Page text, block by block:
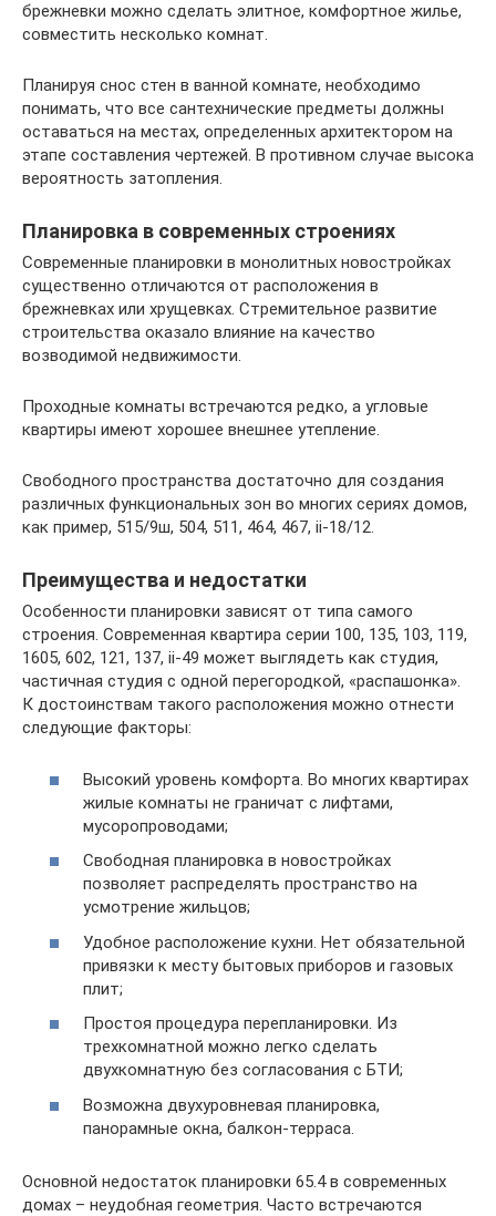
брежневки можно сделать элитное, комфортное жилье,
совместить несколько комнат.
Планируя снос стен в ванной комнате, необходимо
понимать, что все сантехнические предметы должны
оставаться на местах, определенных архитектором на
этапе составления чертежей. В противном случае высока
вероятность затопления.
Планировка в современных строениях
Современные планировки в монолитных новостройках
существенно отличаются от расположения в
брежневках или хрущевках. Стремительное развитие
строительства оказало влияние на качество
возводимой недвижимости.
Проходные комнаты встречаются редко, а угловые
квартиры имеют хорошее внешнее утепление.
Свободного пространства достаточно для создания
различных функциональных зон во многих сериях домов,
как пример, 515/9ш, 504, 511, 464, 467, ii-18/12.
Преимущества и недостатки
Особенности планировки зависят от типа самого
строения. Современная квартира серии 100, 135, 103, 119,
1605, 602, 121, 137, ii-49 может выглядеть как студия,
частичная студия с одной перегородкой, «распашонка».
К достоинствам такого расположения можно отнести
следующие факторы:
Высокий уровень комфорта. Во многих квартирах
жилые комнаты не граничат с лифтами,
мусоропроводами;
Свободная планировка в новостройках
позволяет распределять пространство на
усмотрение жильцов;
Удобное расположение кухни. Нет обязательной
привязки к месту бытовых приборов и газовых
плит;
Простоя процедура перепланировки. Из
трехкомнатной можно легко сделать
двухкомнатную без согласования с БТИ;
Возможна двухуровневая планировка,
панорамные окна, балкон-терраса.
Основной недостаток планировки 65.4 в современных
домах – неудобная геометрия. Часто встречаются